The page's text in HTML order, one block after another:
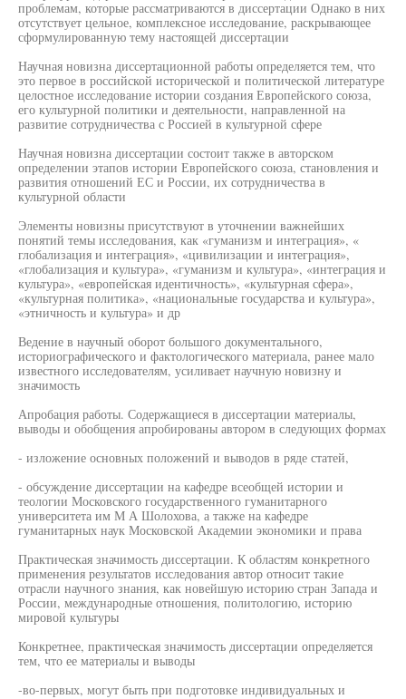
проблемам, которые рассматриваются в диссертации Однако в них
отсутствует цельное, комплексное исследование, раскрывающее
сформулированную тему настоящей диссертации
Научная новизна диссертационной работы определяется тем, что
это первое в российской исторической и политической литературе
целостное исследование истории создания Европейского союза,
его культурной политики и деятельности, направленной на
развитие сотрудничества с Россией в культурной сфере
Научная новизна диссертации состоит также в авторском
определении этапов истории Европейского союза, становления и
развития отношений ЕС и России, их сотрудничества в
культурной области
Элементы новизны присутствуют в уточнении важнейших
понятий темы исследования, как «гуманизм и интеграция», «
глобализация и интеграция», «цивилизации и интеграция»,
«глобализация и культура», «гуманизм и культура», «интеграция и
культура», «европейская идентичность», «культурная сфера»,
«культурная политика», «национальные государства и культура»,
«этничность и культура» и др
Ведение в научный оборот большого документального,
историографического и фактологического материала, ранее мало
известного исследователям, усиливает научную новизну и
значимость
Апробация работы. Содержащиеся в диссертации материалы,
выводы и обобщения апробированы автором в следующих формах
- изложение основных положений и выводов в ряде статей,
- обсуждение диссертации на кафедре всеобщей истории и
теологии Московского государственного гуманитарного
университета им М А Шолохова, а также на кафедре
гуманитарных наук Московской Академии экономики и права
Практическая значимость диссертации. К областям конкретного
применения результатов исследования автор относит такие
отрасли научного знания, как новейшую историю стран Запада и
России, международные отношения, политологию, историю
мировой культуры
Конкретнее, практическая значимость диссертации определяется
тем, что ее материалы и выводы
-во-первых, могут быть при подготовке индивидуальных и